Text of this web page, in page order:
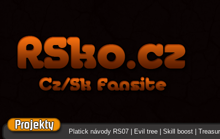
Platick návody RS07 Evil tree Skill boost